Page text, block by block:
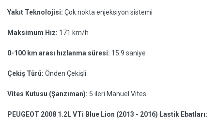
Yakıt Teknolojisi: Çok nokta enjeksiyon sistemi
Maksimum Hız: 171 km/h
0-100 km arası hızlanma süresi: 15.9 saniye
Çekiş Türü: Önden Çekişli
Vites Kutusu (Şanzıman): 5 ileri Manuel Vites
PEUGEOT 2008 1.2L VTi Blue Lion (2013 - 2016) Lastik Ebatları: